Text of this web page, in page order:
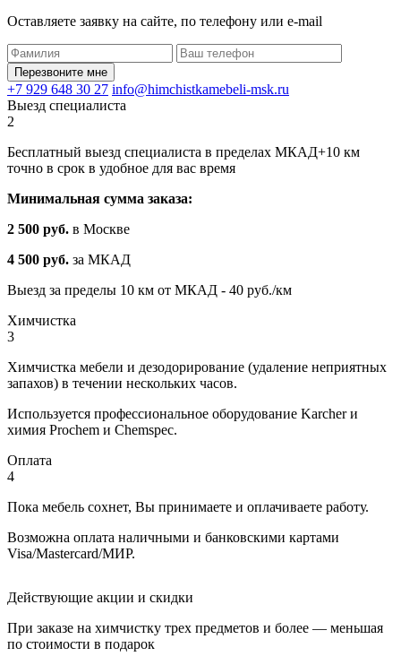
Оставляете заявку на сайте, по телефону или e-mail
Перезвоните мне
+7 929 648 30 27 info@himchistkamebeli-msk.ru
Выезд специалиста
2
Бесплатный выезд специалиста в пределах МКАД+10 км
точно в срок в удобное для вас время
Минимальная сумма заказа:
2 500 руб. в Москве
4 500 руб. за МКАД
Выезд за пределы 10 км от МКАД - 40 руб./км
Химчистка
3
Химчистка мебели и дезодорирование (удаление неприятных
запахов) в течении нескольких часов.
Используется профессиональное оборудование Karcher и
химия Prochem и Chemspec.
Оплата
4
Пока мебель сохнет, Вы принимаете и оплачиваете работу.
Возможна оплата наличными и банковскими картами
Visa/Mastercard/МИР.
Действующие акции и скидки
При заказе на химчистку трех предметов и более — меньшая
по стоимости в подарок